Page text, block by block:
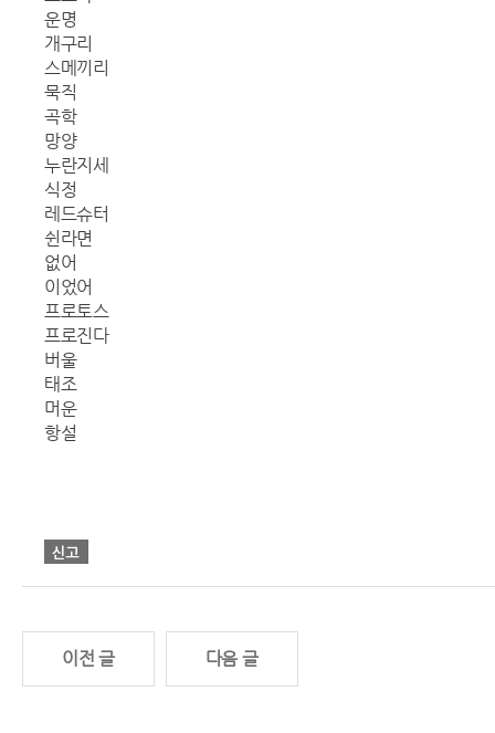
운명
개구리
스메끼리
묵직
곡학
망양
누란지세
식정
레드슈터
쉰라면
없어
이었어
프로토스
프로진다
버울
태조
머운
항설
이전 글 다음 글